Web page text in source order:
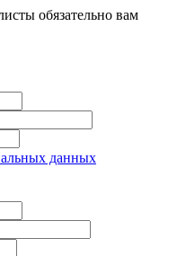
обязательно вам
данных